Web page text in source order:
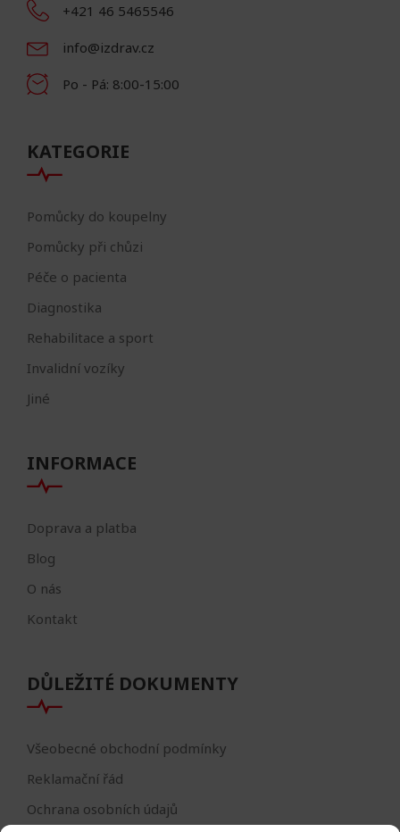
+421 46 5465546
info@izdrav.cz
Po - Pá: 8:00-15:00
KATEGORIE
Pomůcky do koupelny
Pomůcky při chůzi
Péče o pacienta
Diagnostika
Rehabilitace a sport
Invalidní vozíky
Jiné
INFORMACE
Doprava a platba
Blog
O nás
Kontakt
DŮLEŽITÉ DOKUMENTY
Všeobecné obchodní podmínky
Reklamační řád
Ochrana osobních údajů